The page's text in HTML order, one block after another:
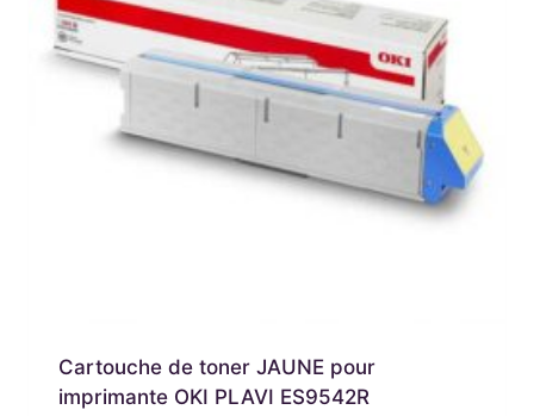
Cartouche de toner JAUNE pour
imprimante OKI PLAVI ES9542R